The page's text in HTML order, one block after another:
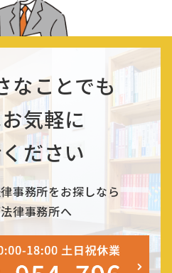
なことでも
気軽に
ださい
事務所をお探しなら
律事務所へ